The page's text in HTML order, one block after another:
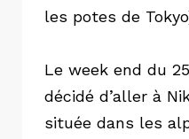
les potes de
Le week end du
décidé d’aller à
située dans les